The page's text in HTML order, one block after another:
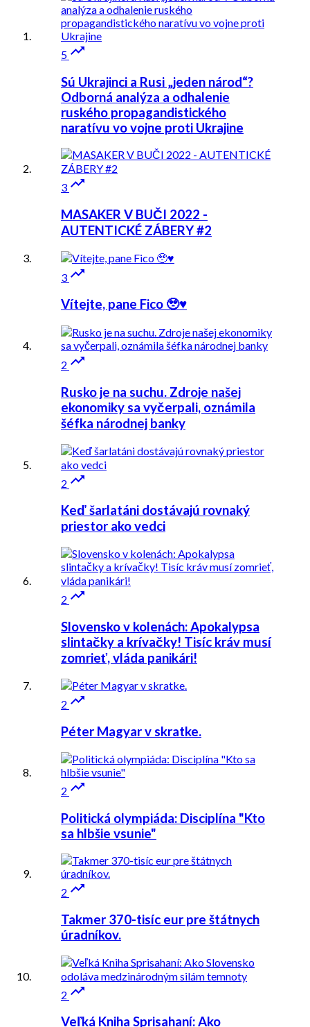
5 
Sú Ukrajinci a Rusi „jeden národ“?
Odborná analýza a odhalenie
ruského propagandistického
naratívu vo vojne proti Ukrajine
3 
MASAKER V BUČI 2022 -
AUTENTICKÉ ZÁBERY #2
3 
Vítejte, pane Fico 🥹♥️
2 
Rusko je na suchu. Zdroje našej
ekonomiky sa vyčerpali, oznámila
šéfka národnej banky
2 
Keď šarlatáni dostávajú rovnaký
priestor ako vedci
2 
Slovensko v kolenách: Apokalypsa
slintačky a krívačky! Tisíc kráv musí
zomrieť, vláda panikári!
2 
Péter Magyar v skratke.
2 
Politická olympiáda: Disciplína "Kto
sa hlbšie vsunie"
2 
Takmer 370-tisíc eur pre štátnych
úradníkov.
2 
Veľká Kniha Sprisahaní: Ako